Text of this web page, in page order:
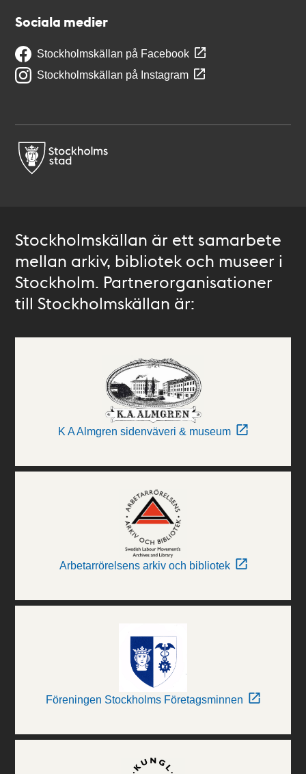
Sociala medier
Stockholmskällan på Facebook
Stockholmskällan på Instagram
Stockholmskällan är ett samarbete
mellan arkiv, bibliotek och museer i
Stockholm. Partnerorganisationer
till Stockholmskällan är:
K A Almgren sidenväveri & museum
Arbetarrörelsens arkiv och bibliotek
Föreningen Stockholms Företagsminnen